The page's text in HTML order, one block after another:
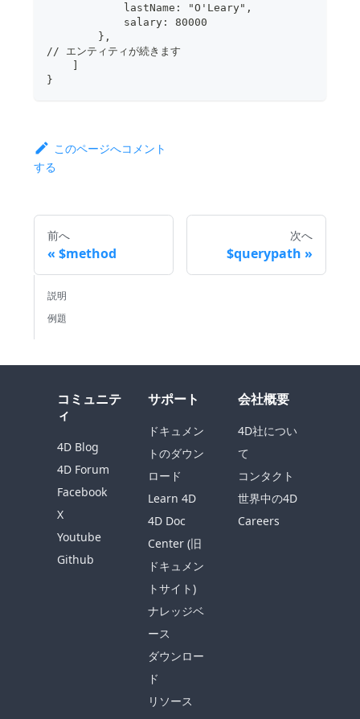
            lastName: "O'Leary",
            salary: 80000
        },
// エンティティが続きます
}
このページへコメント
する
前へ
$method
次へ
$querypath
説明
例題
コミュニテ
ィ
4D Blog
4D Forum
Facebook
X
Youtube
Github
サポート
ドキュメン
トのダウン
ロード
Learn 4D
4D Doc
Center (旧
ドキュメン
トサイト)
ナレッジベ
ース
ダウンロー
ド
リソース
会社概要
4D社につい
て
コンタクト
世界中の4D
Careers